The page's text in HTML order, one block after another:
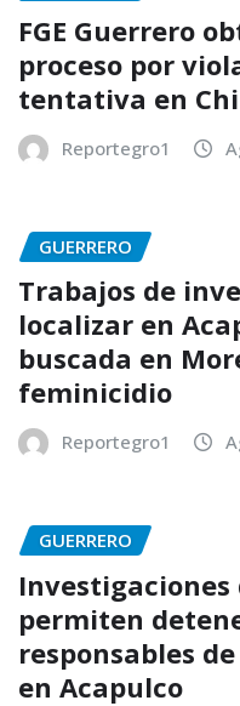
FGE Guerrero
proceso por
tentativa en
Reportegro1
GUERRERO
Trabajos de
localizar en
buscada en
feminicidio
Reportegro1
GUERRERO
Investigaciones
permiten
responsables
en Acapulco